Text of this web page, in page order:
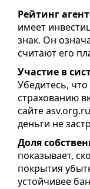
Рейтинг
имеет
знак. Он
считают его
Участие в
Убедитесь, что
страхованию
сайте
деньги не
Доля
показывает,
покрытия
устойчивее